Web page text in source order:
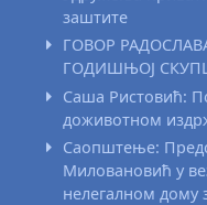
заштите
ГОВОР
ГОДИШЊОЈ
Саша Ристовић:
доживотном
Саопштење:
Миловановић у
нелегалном дому